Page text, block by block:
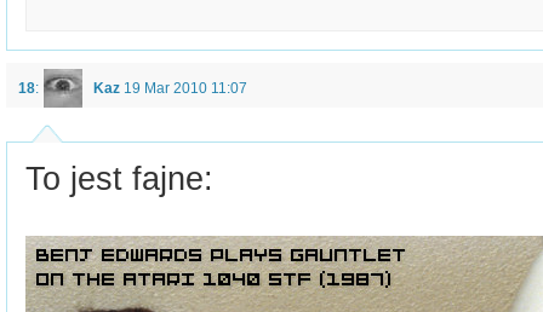
18: Kaz 19 Mar 2010 11:07
To jest fajne: